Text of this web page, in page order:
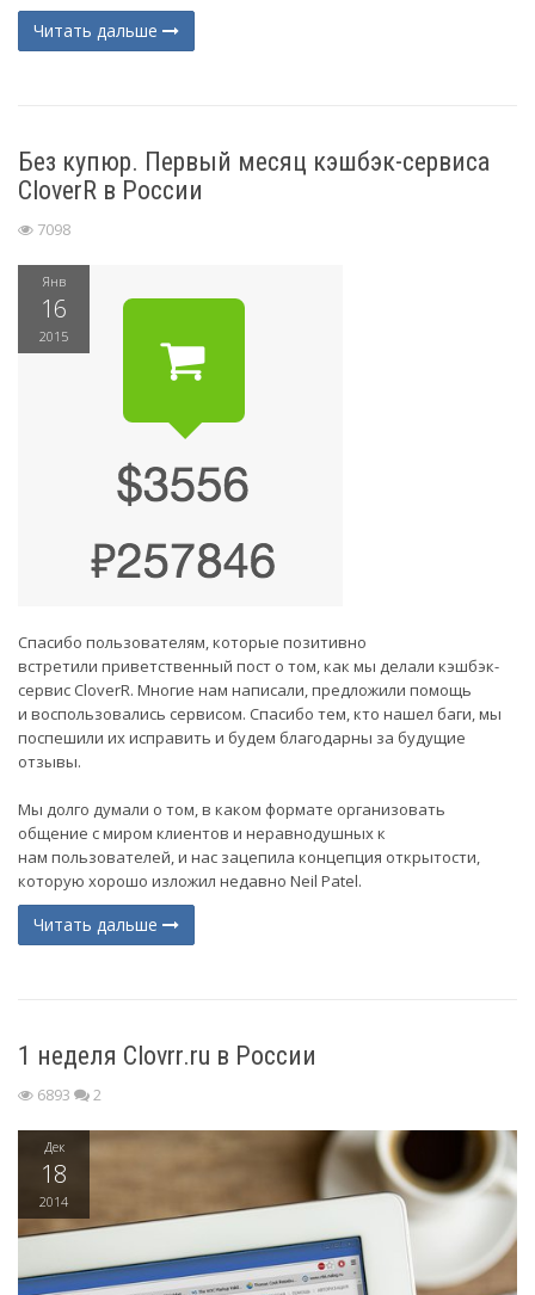
Читать дальше
Без купюр. Первый месяц кэшбэк-сервиса
CloverR в России
7098
Янв
16
2015
Спасибо пользователям, которые позитивно
встретили приветственный пост о том, как мы делали кэшбэк-
сервис CloverR. Многие нам написали, предложили помощь
и воспользовались сервисом. Спасибо тем, кто нашел баги, мы
поспешили их исправить и будем благодарны за будущие
отзывы.
Мы долго думали о том, в каком формате организовать
общение с миром клиентов и неравнодушных к
нам пользователей, и нас зацепила концепция открытости,
которую хорошо изложил недавно Neil Patel.
Читать дальше
1 неделя Clovrr.ru в России
6893 2
Дек
18
2014